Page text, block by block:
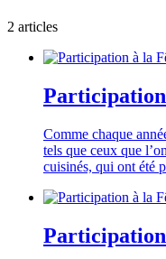
2 articles
Participation
Comme chaque
tels que ceux que
cuisinés, qui ont été
Participation